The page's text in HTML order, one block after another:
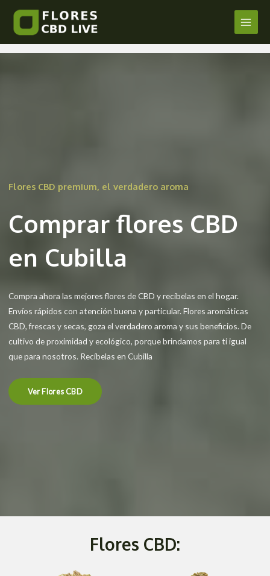
contenido
Main
Menu
Comprar Flores CBD en Cubilla
/ Soria / Poradmin
Flores CBD premium, el verdadero aroma
Comprar flores CBD
en Cubilla
Compra ahora las mejores flores de CBD y recíbelas en el hogar.
Envíos rápidos con atención buena y particular. Flores aromáticas
CBD, frescas y secas, goza el verdadero aroma y sus beneficios. De
cultivo de proximidad y ecológico, porque brindamos para ti igual
que para nosotros. Recíbelas en Cubilla
Ver Flores CBD
Flores CBD: